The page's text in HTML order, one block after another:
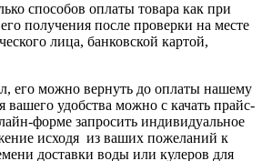
способов оплаты товара как при
получения после проверки на месте
лица, банковской картой,
его можно вернуть до оплаты нашему
вашего удобства можно с качать прайс-
форме запросить индивидуальное
исходя из ваших пожеланий к
доставки воды или кулеров для